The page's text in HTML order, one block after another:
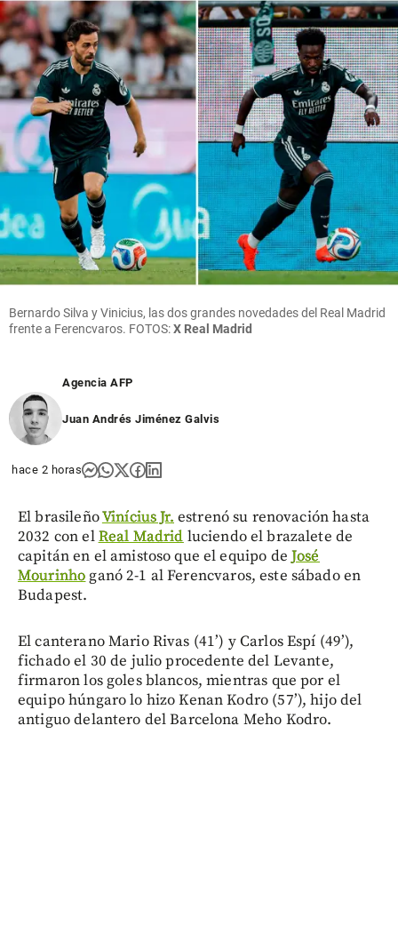
Bernardo Silva y Vinicius, las dos grandes novedades del Real Madrid
frente a Ferencvaros. FOTOS:X Real Madrid
Agencia AFP
Juan Andrés Jiménez Galvis
hace 2 horas
El brasileñoVinícius Jr. estrenó su renovación hasta
2032 con elReal Madrid luciendo el brazalete de
capitán en el amistoso que el equipo de José
Mourinho ganó 2-1 al Ferencvaros, este sábado en
Budapest.
El canterano Mario Rivas (41’) y Carlos Espí (49’),
fichado el 30 de julio procedente del Levante,
firmaron los goles blancos, mientras que por el
equipo húngaro lo hizo Kenan Kodro (57’), hijo del
antiguo delantero del Barcelona Meho Kodro.